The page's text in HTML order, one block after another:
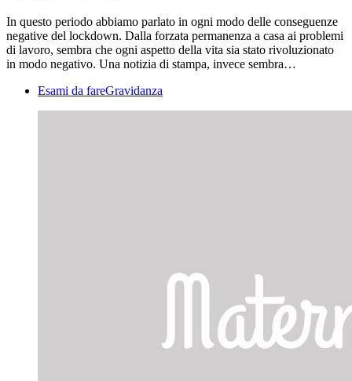
In questo periodo abbiamo parlato in ogni modo delle conseguenze
negative del lockdown. Dalla forzata permanenza a casa ai problemi
di lavoro, sembra che ogni aspetto della vita sia stato rivoluzionato
in modo negativo. Una notizia di stampa, invece sembra…
Esami da fareGravidanza